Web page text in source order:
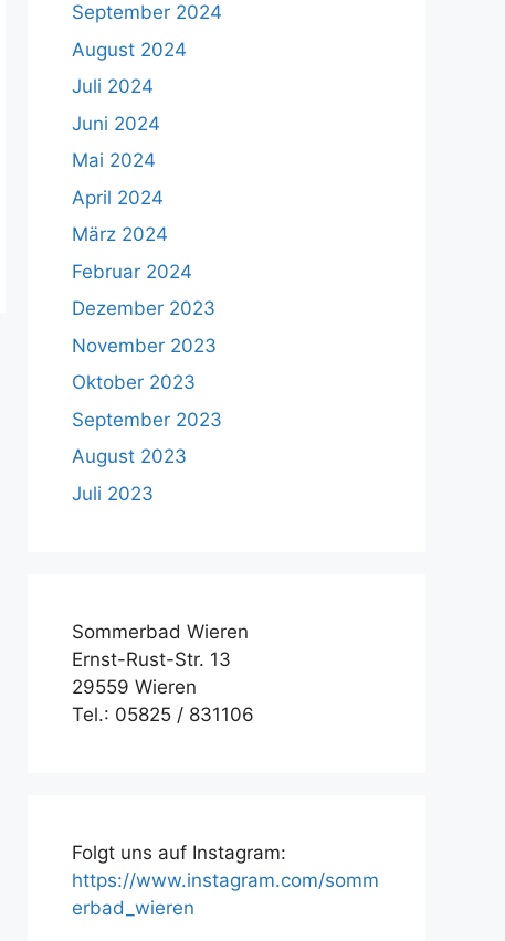
September 2024
August 2024
Juli 2024
Juni 2024
Mai 2024
April 2024
März 2024
Februar 2024
Dezember 2023
November 2023
Oktober 2023
September 2023
August 2023
Juli 2023
Sommerbad Wieren
Ernst-Rust-Str. 13
29559 Wieren
Tel.: 05825 / 831106
Folgt uns auf Instagram:
https://www.instagram.com/somm
erbad_wieren